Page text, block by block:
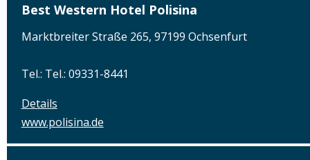
Best Western Hotel Polisina
Marktbreiter Straße 265, 97199 Ochsenfurt
Tel.: Tel.: 09331-8441
Details
www.polisina.de